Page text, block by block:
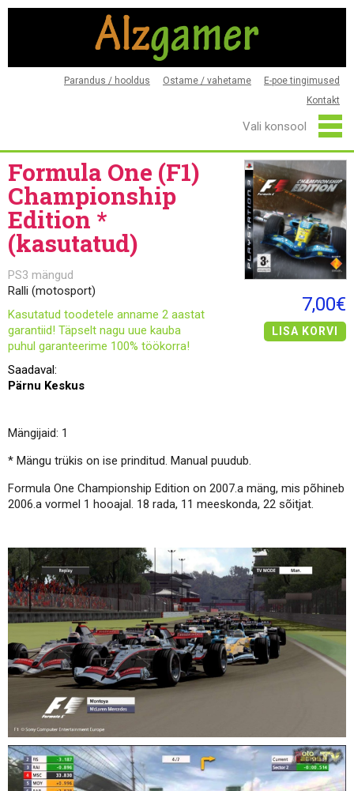
Parandus / hooldus Ostame / vahetame
E-poe tingimused
Kontakt
Formula One (F1)
Championship
Edition *
(kasutatud)
PS3 mängud
Ralli (motosport)
Kasutatud toodetele anname 2 aastat
garantiid! Täpselt nagu uue kauba
puhul garanteerime 100% töökorra!
Saadaval:
Pärnu Keskus
7,00€
LISA KORVI
Mängijaid: 1
* Mängu trükis on ise prinditud. Manual puudub.
Formula One Championship Edition on 2007.a mäng, mis põhineb
2006.a vormel 1 hooajal. 18 rada, 11 meeskonda, 22 sõitjat.